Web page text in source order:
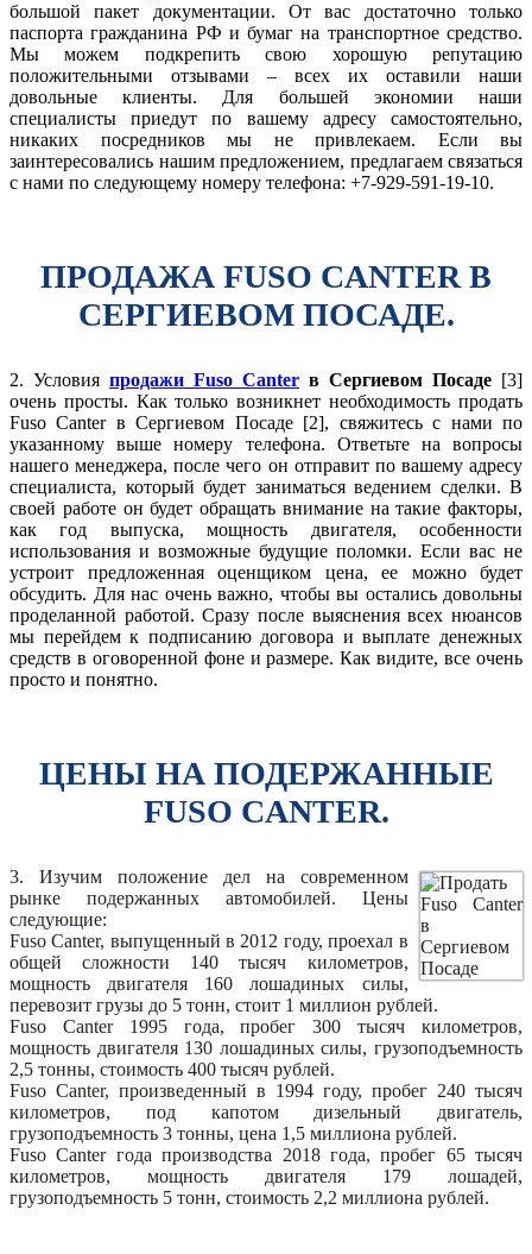
большой пакет документации. От вас достаточно только
паспорта гражданина РФ и бумаг на транспортное средство.
Мы можем подкрепить свою хорошую репутацию
положительными отзывами – всех их оставили наши
довольные клиенты. Для большей экономии наши
специалисты приедут по вашему адресу самостоятельно,
никаких посредников мы не привлекаем. Если вы
заинтересовались нашим предложением, предлагаем связаться
с нами по следующему номеру телефона: +7-929-591-19-10.
ПРОДАЖА FUSO CANTER В
СЕРГИЕВОМ ПОСАДЕ.
2. Условия продажи Fuso Canter в Сергиевом Посаде [3]
очень просты. Как только возникнет необходимость продать
Fuso Canter в Сергиевом Посаде [2], свяжитесь с нами по
указанному выше номеру телефона. Ответьте на вопросы
нашего менеджера, после чего он отправит по вашему адресу
специалиста, который будет заниматься ведением сделки. В
своей работе он будет обращать внимание на такие факторы,
как год выпуска, мощность двигателя, особенности
использования и возможные будущие поломки. Если вас не
устроит предложенная оценщиком цена, ее можно будет
обсудить. Для нас очень важно, чтобы вы остались довольны
проделанной работой. Сразу после выяснения всех нюансов
мы перейдем к подписанию договора и выплате денежных
средств в оговоренной фоне и размере. Как видите, все очень
просто и понятно.
ЦЕНЫ НА ПОДЕРЖАННЫЕ
FUSO CANTER.
3. Изучим положение дел на современном
рынке подержанных автомобилей. Цены
следующие:
Fuso Canter, выпущенный в 2012 году, проехал в
общей сложности 140 тысяч километров,
мощность двигателя 160 лошадиных силы,
перевозит грузы до 5 тонн, стоит 1 миллион рублей.
Fuso Canter 1995 года, пробег 300 тысяч километров,
мощность двигателя 130 лошадиных силы, грузоподъемность
2,5 тонны, стоимость 400 тысяч рублей.
Fuso Canter, произведенный в 1994 году, пробег 240 тысяч
километров, под капотом дизельный двигатель,
грузоподъемность 3 тонны, цена 1,5 миллиона рублей.
Fuso Canter года производства 2018 года, пробег 65 тысяч
километров, мощность двигателя 179 лошадей,
грузоподъемность 5 тонн, стоимость 2,2 миллиона рублей.